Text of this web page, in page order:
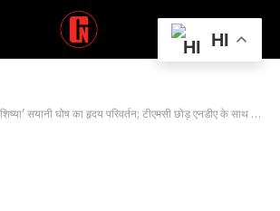
सयानी घोष का हृदय परिवर्तन; टीएमसी छोड़ एनडीए के साथ जाने की चर्चा
HI